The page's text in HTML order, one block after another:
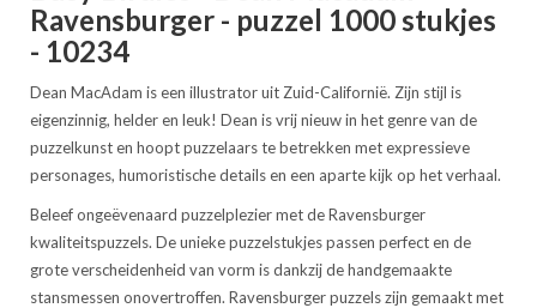
Ravensburger - puzzel 1000 stukjes
- 10234
Dean MacAdam is een illustrator uit Zuid-Californië. Zijn stijl is
eigenzinnig, helder en leuk! Dean is vrij nieuw in het genre van de
puzzelkunst en hoopt puzzelaars te betrekken met expressieve
personages, humoristische details en een aparte kijk op het verhaal.
Beleef ongeëvenaard puzzelplezier met de Ravensburger
kwaliteitspuzzels. De unieke puzzelstukjes passen perfect en de
grote verscheidenheid van vorm is dankzij de handgemaakte
stansmessen onovertroffen. Ravensburger puzzels zijn gemaakt met